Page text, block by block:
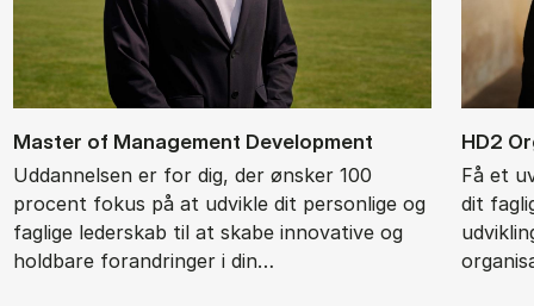
Ma­ster of Ma­na­ge­ment De­ve­l­op­ment
Uddannelsen er for dig, der ønsker 100
procent fokus på at udvikle dit personlige og
faglige lederskab til at skabe innovative og
holdbare forandringer i din…
HD2
Få et
dit